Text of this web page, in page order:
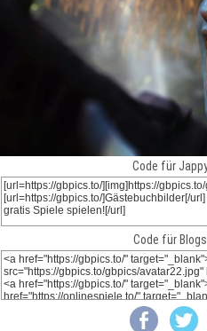
Code für
Code für